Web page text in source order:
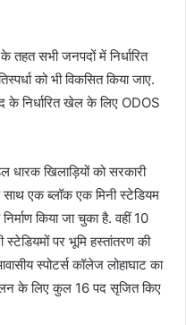
तहत सभी जनपदों में निर्धारित
को भी विकसित किया जाए.
निर्धारित खेल के लिए ODOS
खिलाड़ियों को सरकारी
एक ब्लॉक एक मिनी स्टेडियम
किया जा चुका है. वहीं 10
स्टेडियमों पर भूमि हस्तांतरण की
स्पोटर्स कॉलेज लोहाघाट का
के लिए कुल 16 पद सृजित किए